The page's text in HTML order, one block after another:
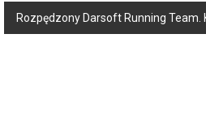
Rozpędzony Darsoft Running